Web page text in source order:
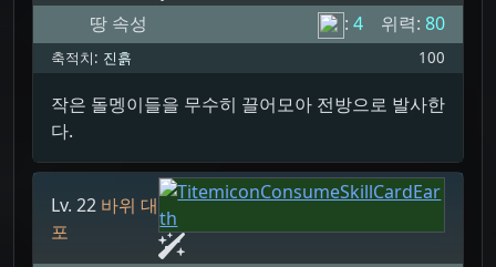
땅 속성 : 4 위력: 80
축적치: 진흙 100
작은 돌멩이들을 무수히 끌어모아 전방으로 발사한
다.
Lv. 22 바위 대
포